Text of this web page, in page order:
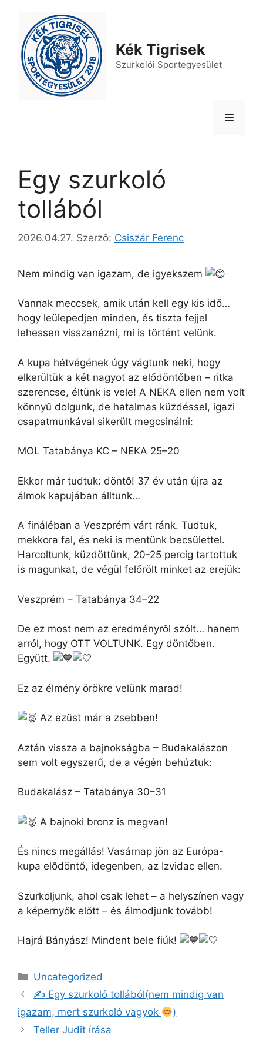
tartalomba
Kék Tigrisek
Szurkolói Sportegyesület
Menü
Egy szurkoló
tollából
2026.04.27. Szerző: Csiszár Ferenc
Nem mindig van igazam, de igyekszem
Vannak meccsek, amik után kell egy kis idő…
hogy leülepedjen minden, és tiszta fejjel
lehessen visszanézni, mi is történt velünk.
A kupa hétvégének úgy vágtunk neki, hogy
elkerültük a két nagyot az elődöntőben – ritka
szerencse, éltünk is vele! A NEKA ellen nem volt
könnyű dolgunk, de hatalmas küzdéssel, igazi
csapatmunkával sikerült megcsinálni:
MOL Tatabánya KC – NEKA 25–20
Ekkor már tudtuk: döntő! 37 év után újra az
álmok kapujában álltunk…
A fináléban a Veszprém várt ránk. Tudtuk,
mekkora fal, és neki is mentünk becsülettel.
Harcoltunk, küzdöttünk, 20-25 percig tartottuk
is magunkat, de végül felőrölt minket az erejük:
Veszprém – Tatabánya 34–22
De ez most nem az eredményről szólt… hanem
arról, hogy OTT VOLTUNK. Egy döntőben.
Együtt.
Ez az élmény örökre velünk marad!
Az ezüst már a zsebben!
Aztán vissza a bajnokságba – Budakalászon
sem volt egyszerű, de a végén behúztuk:
Budakalász – Tatabánya 30–31
A bajnoki bronz is megvan!
És nincs megállás! Vasárnap jön az Európa-
kupa elődöntő, idegenben, az Izvidac ellen.
Szurkoljunk, ahol csak lehet – a helyszínen vagy
a képernyők előtt – és álmodjunk tovább!
Hajrá Bányász! Mindent bele fiúk!
Kategória
Uncategorized
✍ Egy szurkoló tollából(nem mindig van
igazam, mert szurkoló vagyok
)
Teller Judit írása